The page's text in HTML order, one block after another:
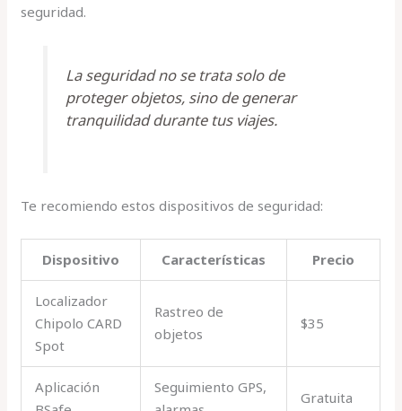
seguridad.
La seguridad no se trata solo de
proteger objetos, sino de generar
tranquilidad durante tus viajes.
Te recomiendo estos dispositivos de seguridad:
Dispositivo Características Precio
Localizador
Chipolo CARD
Spot
Rastreo de
objetos
$35
Aplicación
Seguimiento GPS,
Gratuita